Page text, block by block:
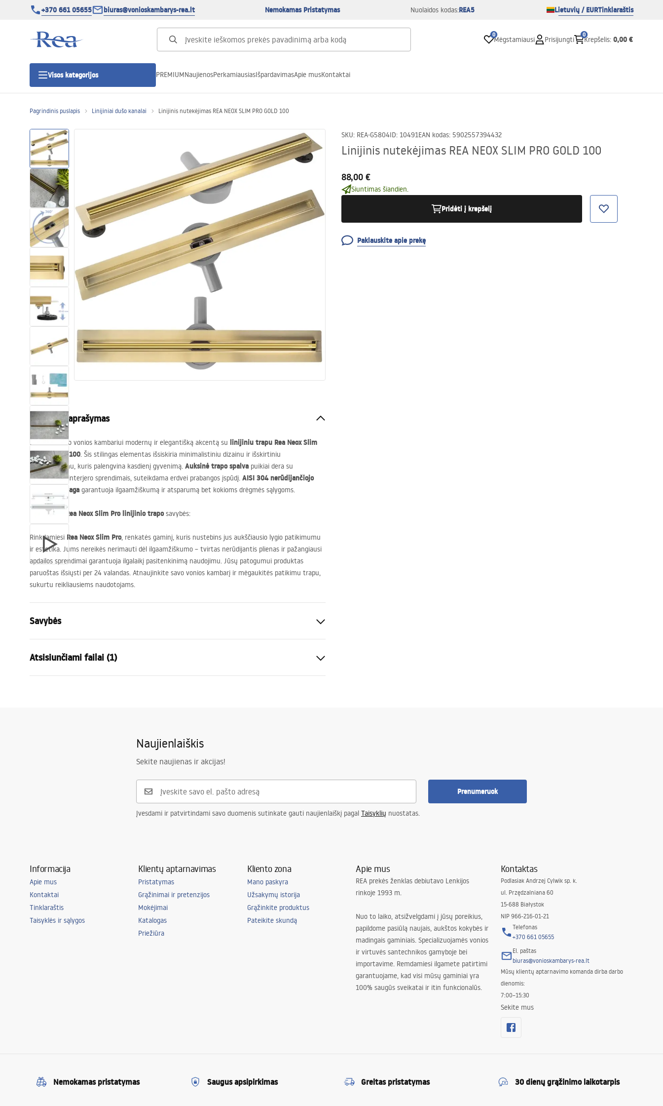
+370 661 05655 biuras@vonioskambarys-rea.lt Nemokamas Pristatymas Nuolaidos kodas:REA5 Lietuvių / EURTinklaraštis
0
Mėgstamiausi Prisijungti
0
Krepšelis: 0,00 €
Visos kategorijos
Dušo durys
Vonios dušo padėklai
Linijiniai dušo kanalai
Tualetai
Praustuvas
Vonios ir ekranai
Vonios maišytuvai
Vonios dušai
Virtuvė
PREMIUMNaujienosPerkamiausiasIšpardavimasApie musKontaktai
Pagrindinis puslapis Linijiniai dušo kanalai Linijinis nutekėjimas REA NEOX SLIM PRO GOLD 100
SKU: REA-G5804ID: 10491EAN kodas: 5902557394432
Linijinis nutekėjimas REA NEOX SLIM PRO GOLD 100
88,00 €
Siuntimas šiandien.
Pridėti į krepšelį
Paklauskite apie prekę
Produkto aprašymas
Suteikite savo vonios kambariui modernų ir elegantišką akcentą su linijiniu trapu Rea Neox Slim
Pro Auksinis 100. Šis stilingas elementas išsiskiria minimalistiniu dizainu ir išskirtiniu
funkcionalumu, kuris palengvina kasdienį gyvenimą. Auksinė trapo spalva puikiai dera su
šiuolaikiniais interjero sprendimais, suteikdama erdvei prabangos įspūdį. AISI 304 nerūdijančiojo
plieno medžiaga garantuoja ilgaamžiškumą ir atsparumą bet kokioms drėgmės sąlygoms.
Pagrindinės Rea Neox Slim Pro linijinio traposavybės:
Rinkdamiesi Rea Neox Slim Pro, renkatės gaminį, kuris nustebins jus aukščiausio lygio patikimumu
ir estetika. Jums nereikės nerimauti dėl ilgaamžiškumo – tvirtas nerūdijantis plienas ir pažangiausi
apdailos sprendimai garantuoja ilgalaikį pasitenkinimą naudojimu. Jūsų patogumui produktas
paruoštas išsiųsti per 24 valandas. Atnaujinkite savo vonios kambarį ir mėgaukitės patikimu trapu,
sukurtu reikliausiems naudotojams.
Savybės
Sifono tipas
Drenažo ilgis (cm)
100
0,45 l/s
Nano Flex
Atsisiunčiami failai (1)
Naujienlaiškis
Sekite naujienas ir akcijas!
Prenumeruok
Įvesdami ir patvirtindami savo duomenis sutinkate gauti naujienlaiškį pagal Taisyklių nuostatas.
Informacija
Apie mus
Kontaktai
Tinklaraštis
Taisyklės ir sąlygos
Klientų aptarnavimas
Pristatymas
Grąžinimai ir pretenzijos
Mokėjimai
Katalogas
Priežiūra
Kliento zona
Mano paskyra
Užsakymų istorija
Grąžinkite produktus
Pateikite skundą
Apie mus
REA prekės ženklas debiutavo Lenkijos
rinkoje 1993 m.
Nuo to laiko, atsižvelgdami į jūsų poreikius,
papildome pasiūlą naujais, aukštos kokybės ir
madingais gaminiais. Specializuojamės vonios
ir virtuvės santechnikos gamyboje bei
importavime. Remdamiesi ilgamete patirtimi
garantuojame, kad visi mūsų gaminiai yra
100% saugūs sveikatai ir itin funkcionalūs.
Kontaktas
Podlasiak Andrzej Cylwik sp. k.
ul. Przędzalniana 60
15-688 Białystok
NIP 966-216-01-21
Telefonas
+370 661 05655
El. paštas
biuras@vonioskambarys-rea.lt
Mūsų klientų aptarnavimo komanda dirba darbo
dienomis:
7:00–15:30
Sekite mus
Nemokamas pristatymas Saugus apsipirkimas Greitas pristatymas 30 dienų grąžinimo laikotarpis